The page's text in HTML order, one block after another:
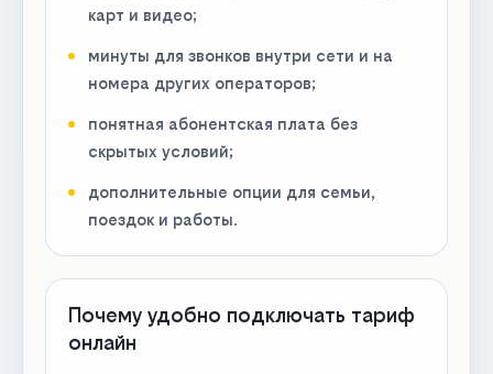
карт и видео;
минуты для звонков внутри сети и на
номера других операторов;
понятная абонентская плата без
скрытых условий;
дополнительные опции для семьи,
поездок и работы.
Почему удобно подключать тариф
онлайн